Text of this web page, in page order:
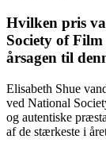
Hvilken pris
Society of
årsagen til
Elisabeth Shue
ved National
og autentiske
af de stærkeste i